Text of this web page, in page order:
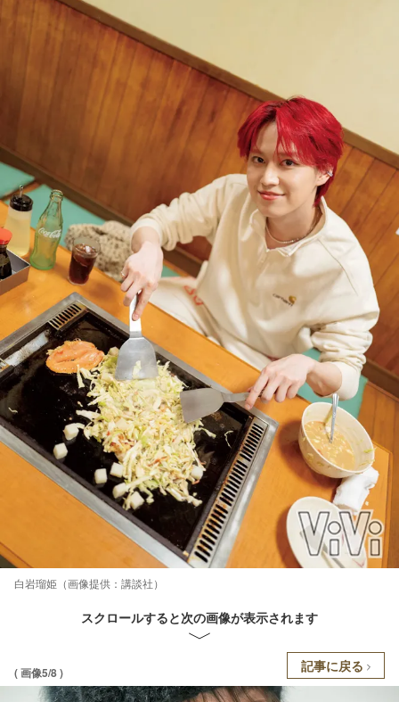
⽩岩瑠姫（画像提供：講談社）
スクロールすると次の画像が表示されます
( 画像5/8 ) 記事に戻る